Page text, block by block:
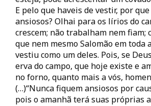
E pelo que haveis de vestir, por
ansiosos? Olhai para os lírios do
crescem; não trabalham nem fiam;
que nem mesmo Salomão em toda
vestiu como um deles. Pois, se
erva do campo, que hoje existe e
no forno, quanto mais a vós,
(…)“Nunca fiquem ansiosos por
pois o amanhã terá suas próprias